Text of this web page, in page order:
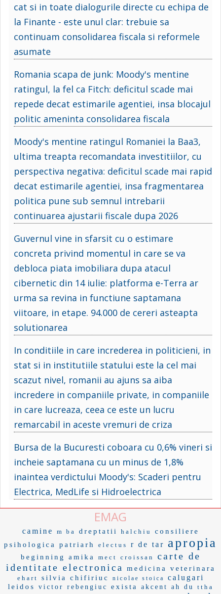
cat si in toate dialogurile directe cu echipa de
la Finante - este unul clar: trebuie sa
continuam consolidarea fiscala si reformele
asumate
Romania scapa de junk: Moody's mentine
ratingul, la fel ca Fitch: deficitul scade mai
repede decat estimarile agentiei, insa blocajul
politic ameninta consolidarea fiscala
Moody's mentine ratingul Romaniei la Baa3,
ultima treapta recomandata investitiilor, cu
perspectiva negativa: deficitul scade mai rapid
decat estimarile agentiei, insa fragmentarea
politica pune sub semnul intrebarii
continuarea ajustarii fiscale dupa 2026
Guvernul vine in sfarsit cu o estimare
concreta privind momentul in care se va
debloca piata imobiliara dupa atacul
cibernetic din 14 iulie: platforma e-Terra ar
urma sa revina in functiune saptamana
viitoare, in etape. 94.000 de cereri asteapta
solutionarea
In conditiile in care increderea in politicieni, in
stat si in institutiile statului este la cel mai
scazut nivel, romanii au ajuns sa aiba
incredere in companiile private, in companiile
in care lucreaza, ceea ce este un lucru
remarcabil in aceste vremuri de criza
Bursa de la Bucuresti coboara cu 0,6% vineri si
incheie saptamana cu un minus de 1,8%
inaintea verdictului Moody's: Scaderi pentru
Electrica, MedLife si Hidroelectrica
EMAG
camine m ba dreptatii halchiu
consiliere
psihologica
patriarh electus r de tar apropia
beginning amika mect croissan
carte de
identitate electronica
medicina veterinara
ehart silvia chifiriuc nicolae stoica calugari
leidos victor rebengiuc exista akcent ah du
ttha